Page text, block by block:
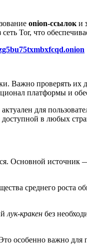
onion-ссылоки
Tor, что
Важно проверять их
платформы и
для
доступной в любых
Основной источник
среднего роста
лук-кракен без
особенно важно для